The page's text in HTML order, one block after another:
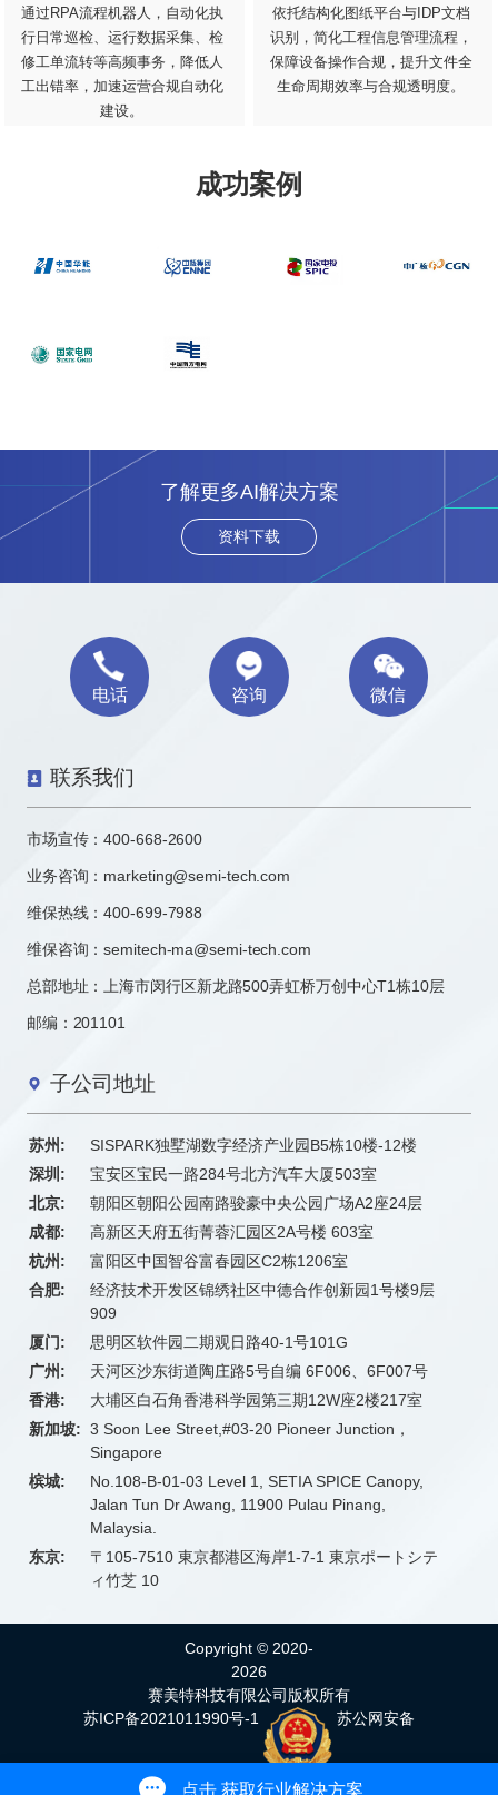
通过RPA流程机器人，自动化执
行日常巡检、运行数据采集、检
修工单流转等高频事务，降低人
工出错率，加速运营合规自动化
建设。
依托结构化图纸平台与IDP文档
识别，简化工程信息管理流程，
保障设备操作合规，提升文件全
生命周期效率与合规透明度。
成功案例
了解更多AI解决方案
资料下载
电话 咨询 微信
联系我们
市场宣传：400-668-2600
业务咨询： marketing@semi-tech.com
维保热线：400-699-7988
维保咨询：semitech-ma@semi-tech.com
总部地址：上海市闵行区新龙路500弄虹桥万创中心T1栋10层
邮编：201101
子公司地址
苏州:
SISPARK独墅湖数字经济产业园B5栋10楼-12楼
深圳:
宝安区宝民一路284号北方汽车大厦503室
北京:
朝阳区朝阳公园南路骏豪中央公园广场A2座24层
成都:
高新区天府五街菁蓉汇园区2A号楼 603室
杭州:
富阳区中国智谷富春园区C2栋1206室
合肥:
经济技术开发区锦绣社区中德合作创新园1号楼9层
909
厦门:
思明区软件园二期观日路40-1号101G
广州:
天河区沙东街道陶庄路5号自编 6F006、6F007号
香港:
大埔区白石角香港科学园第三期12W座2楼217室
新加坡: 3 Soon Lee Street,#03-20 Pioneer Junction，
Singapore
槟城:
No.108-B-01-03 Level 1, SETIA SPICE Canopy,
Jalan Tun Dr Awang, 11900 Pulau Pinang,
Malaysia.
东京:
〒105-7510 東京都港区海岸1-7-1 東京ポートシテ
ィ竹芝 10
Copyright © 2020-
2026
赛美特科技有限公司版权所有
苏ICP备2021011990号-1
苏公网安备